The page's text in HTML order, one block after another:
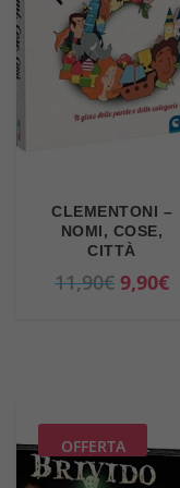
CLEMENTONI –
NOMI, COSE,
CITTÀ
11,90€ I
z
z
9,90€I
z
OFFERTA